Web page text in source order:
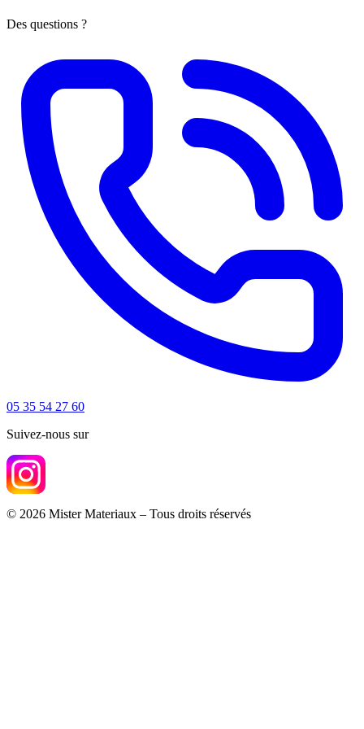
Des questions ?
05 35 54 27 60
Suivez-nous sur
© 2026 Mister Materiaux – Tous droits réservés